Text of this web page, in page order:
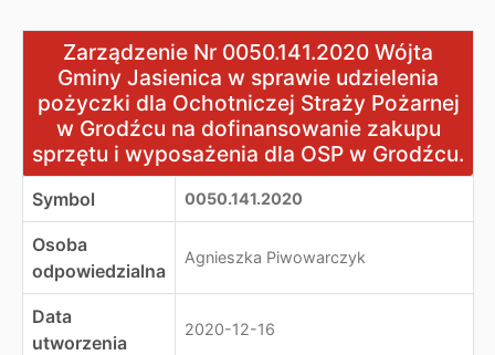
Zarządzenie Nr 0050.141.2020 Wójta Gminy
Zarządzenie Nr 0050.141.2020 Wójta
Gminy Jasienica w sprawie udzielenia
pożyczki dla Ochotniczej Straży Pożarnej
w Grodźcu na dofinansowanie zakupu
sprzętu i wyposażenia dla OSP w Grodźcu.
Symbol 0050.141.2020
Osoba
odpowiedzialna
Agnieszka Piwowarczyk
Data
utworzenia
2020-12-16